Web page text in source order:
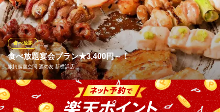
内バイキング１０００円（食べ放題） とお持ち帰りつめ放題お
弁当５００円があります。ランチ時間帯は店内混み合いますので
なるべくお早めにご来店下さい。 ★オリテーオリジナル唐揚げ＆
グリーンカレー＆タコライスがおすすめ。
オリエンタル テーブル
無国籍ダイニングバー
横浜市営地下鉄新横浜駅 徒歩3分
神奈川県横浜市港北区新横浜2-6-15 ビネスビル1F
食べ放題宴会プラン★3,400円～！
旅情個室空間 酒の友 新横浜店
食べ放題
食材のことを知り尽くした職人が厳選した食材の数々を絶品料理
へと彩ります。 食べ放題付きでお腹にも優しい宴会コースです！